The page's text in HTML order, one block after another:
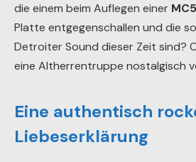
die einem beim Auflegen einer MC5
Platte entgegenschallen und die
Detroiter Sound dieser Zeit sind?
eine Altherrentruppe nostalgisch
Eine authentisch
Liebeserklärung